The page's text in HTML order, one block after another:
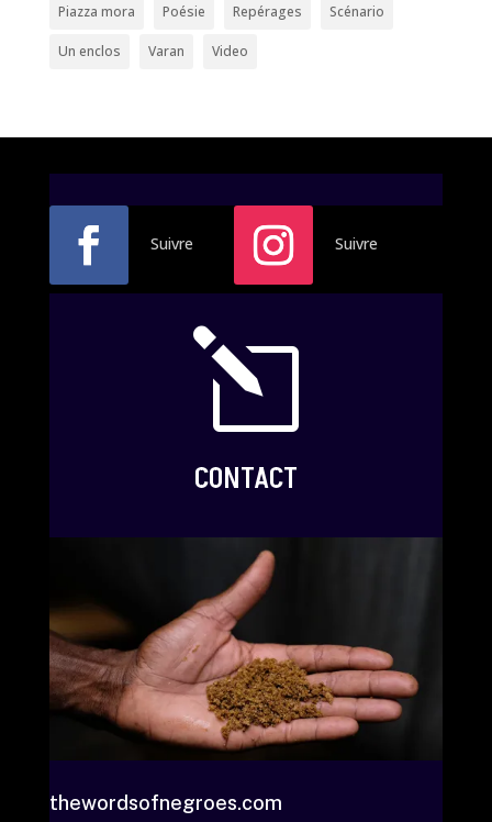
Piazza mora Poésie Repérages Scénario
Un enclos Varan Video
Suivre Suivre
l
CONTACT
thewordsofnegroes.com